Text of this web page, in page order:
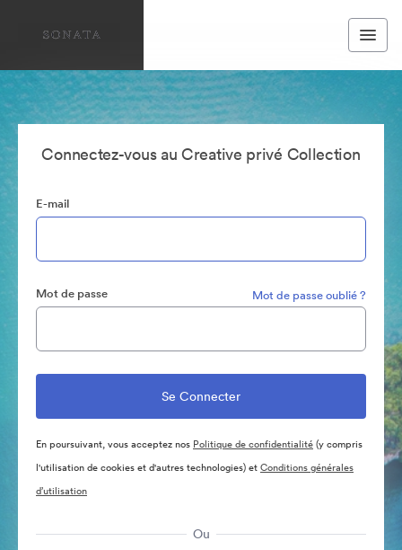
Connectez-vous au Creative privé Collection
E-mail
Mot de passe Mot de passe oublié ?
En poursuivant, vous acceptez nos Politique de confidentialité(y compris
l'utilisation de cookies et d'autres technologies) etConditions générales
d’utilisation
Ou